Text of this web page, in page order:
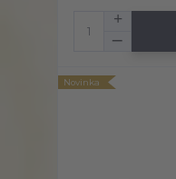
Novinka